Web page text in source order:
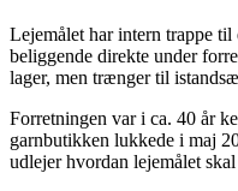
Lejemålet har intern trappe
beliggende direkte under
lager, men trænger til
Forretningen var i ca. 40 år
garnbutikken lukkede i maj
udlejer hvordan lejemålet